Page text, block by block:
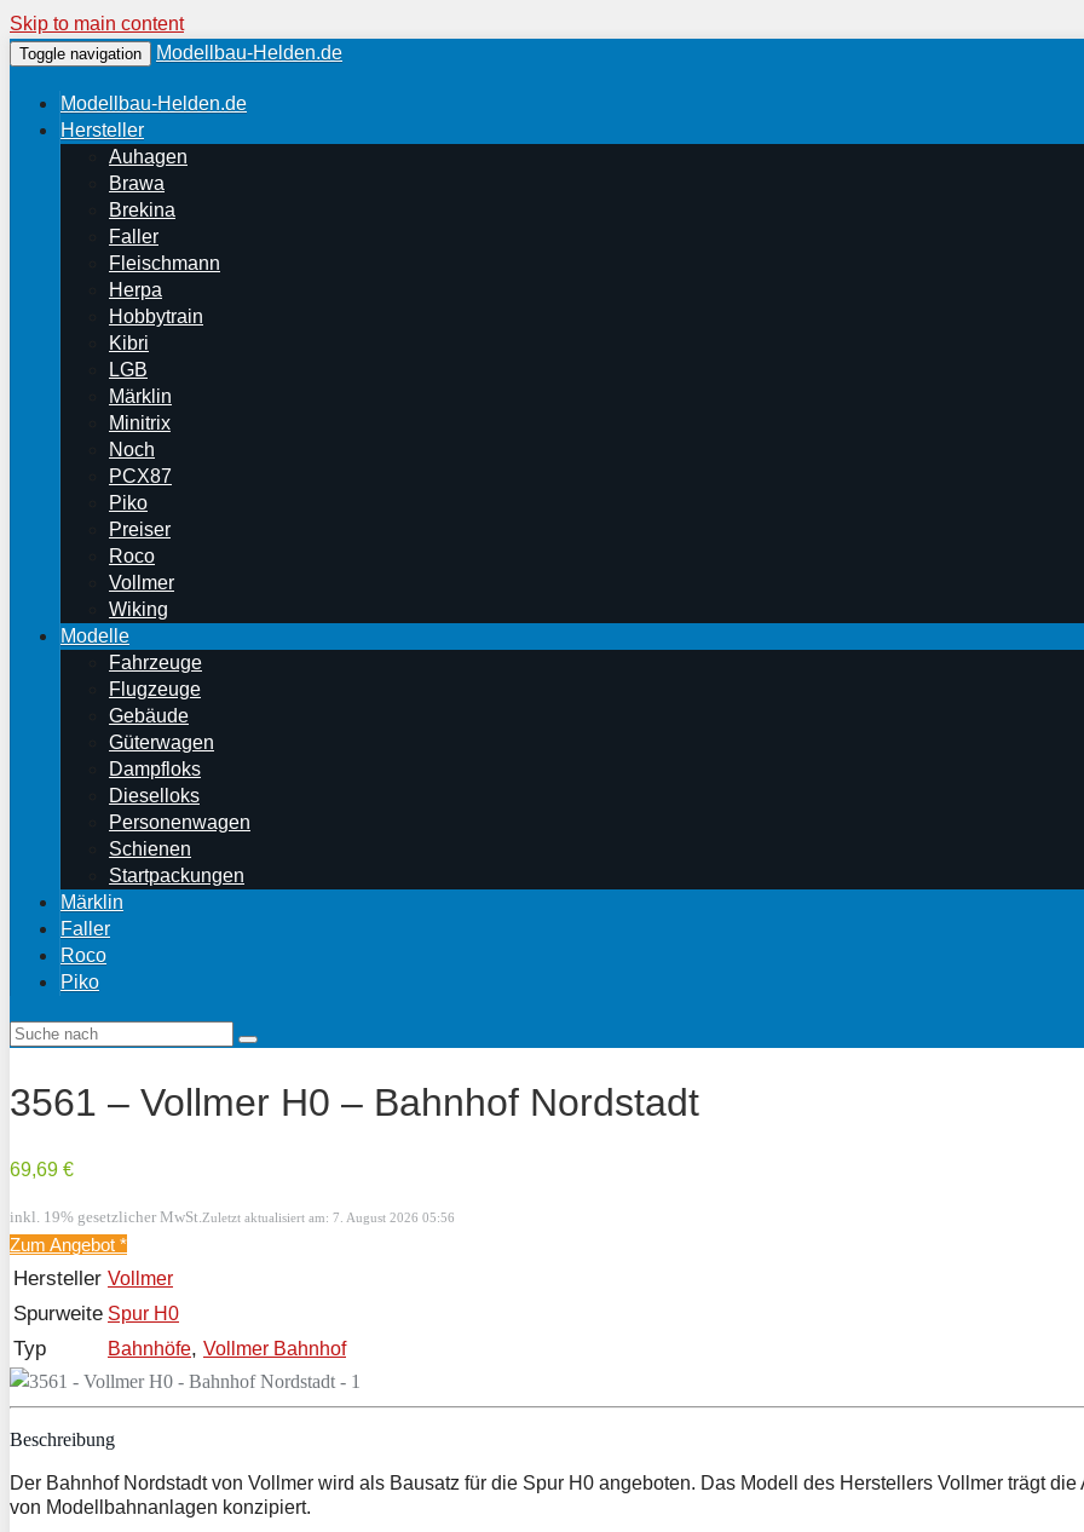
Skip to main content
Toggle navigation Modellbau-Helden.de
Modellbau-Helden.de
Hersteller
Auhagen
Brawa
Brekina
Faller
Fleischmann
Herpa
Hobbytrain
Kibri
LGB
Märklin
Minitrix
Noch
PCX87
Piko
Preiser
Roco
Vollmer
Wiking
Modelle
Fahrzeuge
Flugzeuge
Gebäude
Güterwagen
Dampfloks
Dieselloks
Personenwagen
Schienen
Startpackungen
Märklin
Faller
Roco
Piko
3561 – Vollmer H0 – Bahnhof Nordstadt
69,69 €
inkl. 19% gesetzlicher MwSt. Zuletzt aktualisiert am: 7. August 2026 05:56
Zum Angebot *
Hersteller Vollmer
Spurweite Spur H0
Typ Bahnhöfe, Vollmer Bahnhof
Beschreibung
Der Bahnhof Nordstadt von Vollmer wird als Bausatz für die Spur H0 angeboten. Das Modell des Herstellers Vollmer trägt
von Modellbahnanlagen konzipiert.